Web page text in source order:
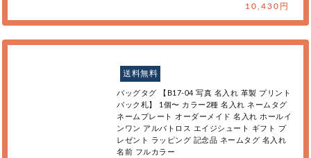
10,430円
送料無料
バッグタグ 【B17-04 写真 名入れ 革製 プリント
バック札】 1個〜 カラー2種 名入れ ネームタグ
ネームプレート オーダーメイド 名入れ ホールイ
ンワン アルバトロス エイジシュート ギフト プ
レゼント ラッピング 記念品 ネームタグ 名入れ
名前 フルカラー